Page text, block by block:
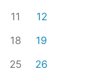
11
12
18
19
25
26